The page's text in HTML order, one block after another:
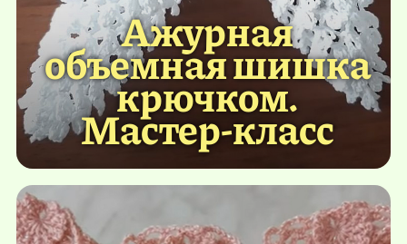
Ажурная
объемная шишка
крючком.
Мастер-класс